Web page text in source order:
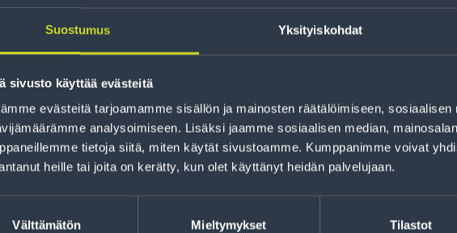
Suostumus Yksityiskohdat
sivusto käyttää evästeitä
evästeitä tarjoamamme sisällön ja mainosten räätälöimiseen,
analysoimiseen. Lisäksi jaamme sosiaalisen median,
tietoja siitä, miten käytät sivustoamme. Kumppanimme voivat
heille tai joita on kerätty, kun olet käyttänyt heidän palvelujaan.
Välttämätön Mieltymykset Tilastot
saat autonomistajan ajankohtaista tietoa
kausimuistutukset sekä parhaat